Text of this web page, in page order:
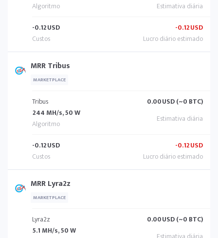
-0.12USD -0.12USD
MRR Tribus
MARKETPLACE
Tribus
244 MH/s, 50 W
0.00USD (~0 BTC)
-0.12USD -0.12USD
MRR Lyra2z
MARKETPLACE
Lyra2z
5.1 MH/s, 50 W
0.00USD (~0 BTC)